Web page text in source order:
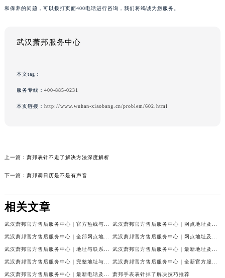
和保养的问题，可以拨打页面400电话进行咨询，我们将竭诚为您服务。
武汉萧邦服务中心
本文tag：
服务专线： 400-885-0231
本页链接： http://www.wuhan-xiaobang.cn/problem/602.html
上一篇： 萧邦表针不走了解决方法深度解析
下一篇： 萧邦调日历是不是有声音
相关文章
萧邦手表表针掉了解决技巧推荐